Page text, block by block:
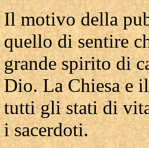
Il motivo della
quello di sentire
grande spirito di
Dio. La Chiesa e
tutti gli stati di
i sacerdoti.